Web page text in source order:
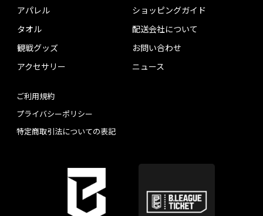
アパレル
タオル
観戦グッズ
アクセサリー
ショッピングガイド
配送会社について
お問い合わせ
ニュース
ご利用規約
プライバシーポリシー
特定商取引法についての表記